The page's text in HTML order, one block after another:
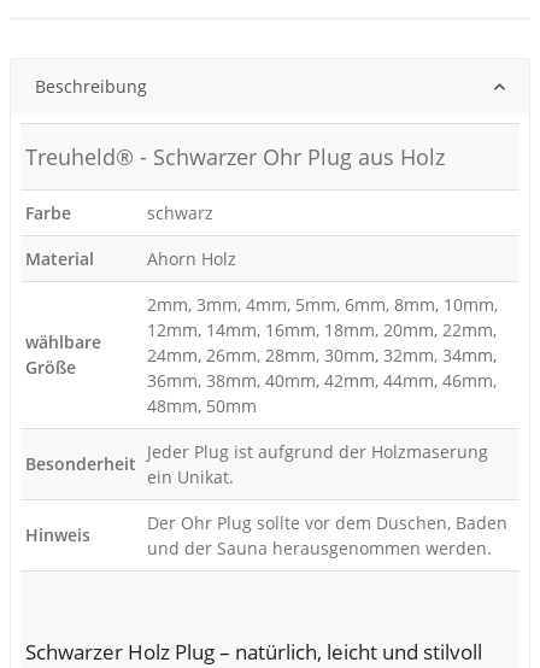
Beschreibung
Treuheld® - Schwarzer Ohr Plug aus Holz
Farbe
schwarz
Material
Ahorn Holz
wählbare
Größe
2mm, 3mm, 4mm, 5mm, 6mm, 8mm, 10mm,
12mm, 14mm, 16mm, 18mm, 20mm, 22mm,
24mm, 26mm, 28mm, 30mm, 32mm, 34mm,
36mm, 38mm, 40mm, 42mm, 44mm, 46mm,
48mm, 50mm
Besonderheit
Jeder Plug ist aufgrund der Holzmaserung
ein Unikat.
Hinweis
Der Ohr Plug sollte vor dem Duschen, Baden
und der Sauna herausgenommen werden.
Schwarzer Holz Plug – natürlich, leicht und stilvoll